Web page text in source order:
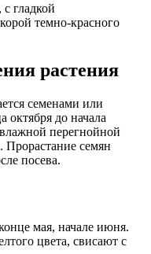
гладкой
темно-красного
растения
семенами или
октября до начала
перегнойной
Прорастание семян
посева.
мая, начале июня.
цвета, свисают с